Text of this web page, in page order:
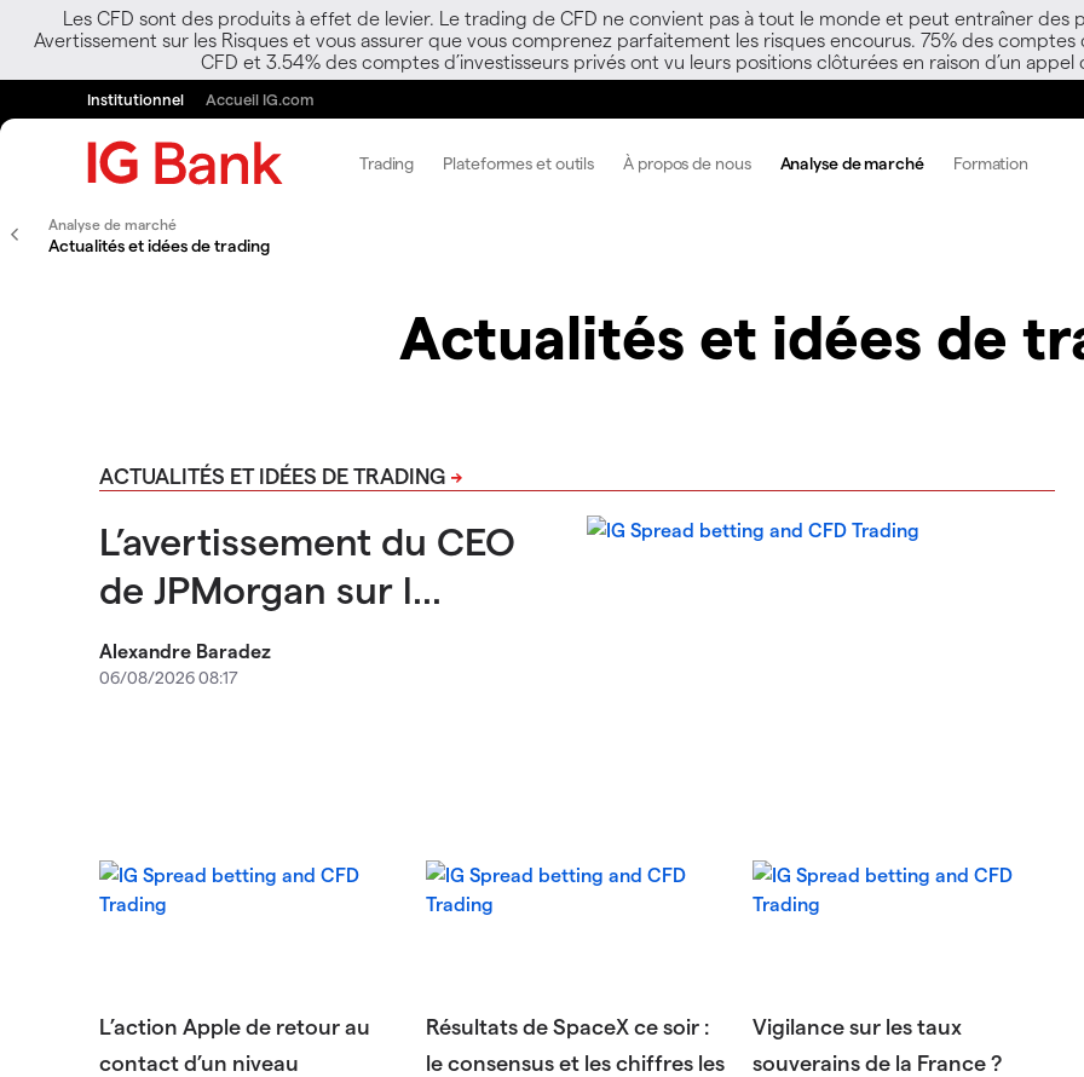
Les CFD sont des produits à effet de levier. Le trading de CFD ne convient pas à tout le monde et peut entraîner des
Avertissement sur les Risques et vous assurer que vous comprenez parfaitement les risques encourus. 75% des
CFD et 3.54% des comptes d’investisseurs privés ont vu leurs positions clôturées en raison d’un
Institutionnel Accueil IG.com
Trading Plateformes et outils À propos de nous Analyse de marché Formation
Analyse de marché
Actualités et idées de trading
Actualités et idées de
ACTUALITÉS ET IDÉES DE TRADING
L’avertissement du CEO
de JPMorgan sur l...
Alexandre Baradez
06/08/2026 08:17
L’action Apple de retour au
contact d’un niveau
Résultats de SpaceX ce soir :
le consensus et les chiffres les
Vigilance sur les taux
souverains de la France ?